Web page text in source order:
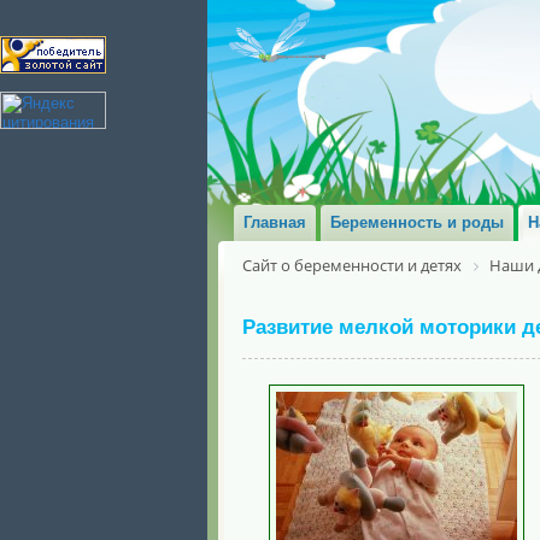
Главная Беременность и роды
Сайт о беременности и детях Наши
Развитие мелкой моторики